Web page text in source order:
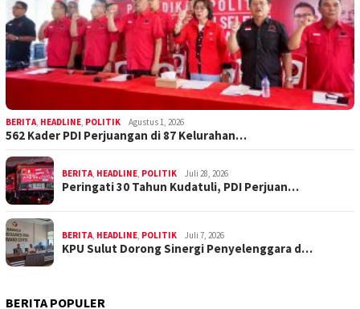
BERITA, HEADLINE, POLITIK Agustus 1, 2026
562 Kader PDI Perjuangan di 87 Kelurahan…
BERITA, HEADLINE, POLITIK Juli 28, 2026
Peringati 30 Tahun Kudatuli, PDI Perjuan…
BERITA, HEADLINE, POLITIK Juli 7, 2026
KPU Sulut Dorong Sinergi Penyelenggara d…
BERITA POPULER